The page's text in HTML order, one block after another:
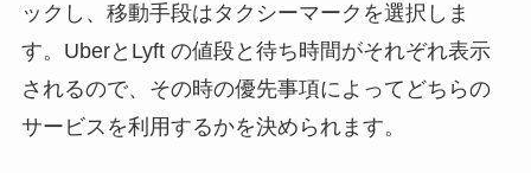
ックし、移動手段はタクシーマークを選択しま
す。UberとLyft の値段と待ち時間がそれぞれ表示
されるので、その時の優先事項によってどちらの
サービスを利用するかを決められます。